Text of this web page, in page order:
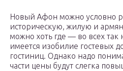
Новый Афон можно условно
историческую, жилую и
можно хоть где — во всех так
имеется изобилие гостевых
гостиниц. Однако надо
части цены будут слегка